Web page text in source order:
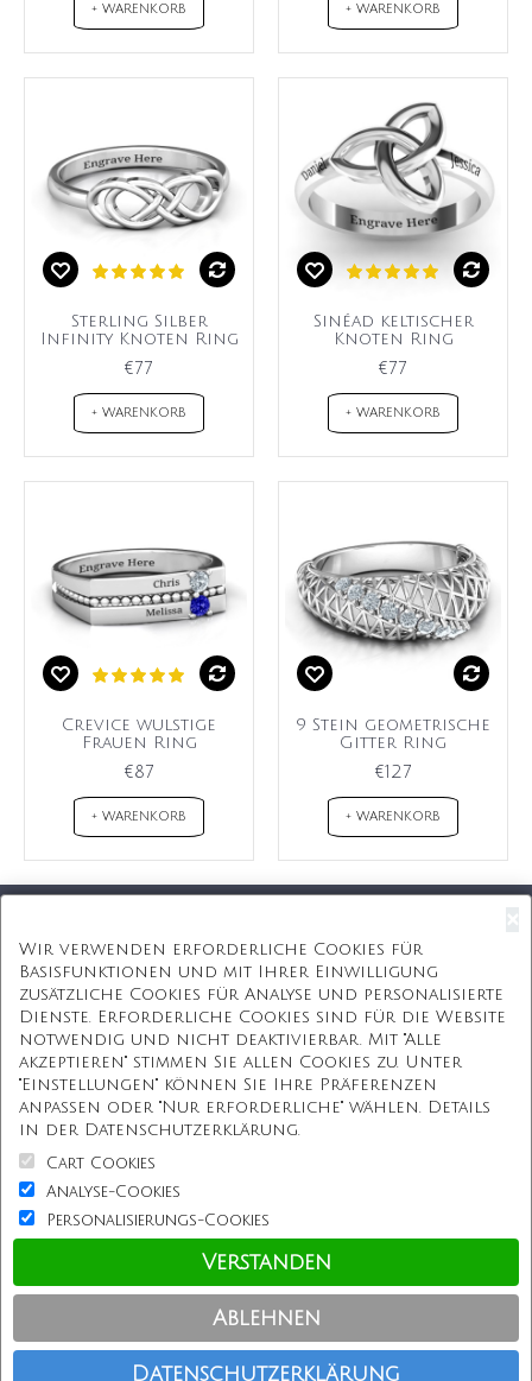
+ WARENKORB + WARENKORB
Sterling Silber
Infinity Knoten Ring
€77
+ WARENKORB
Sinéad keltischer
Knoten Ring
€77
+ WARENKORB
Crevice wulstige
Frauen Ring
€87
+ WARENKORB
9 Stein geometrische
Gitter Ring
€127
+ WARENKORB
Kostenlose Geschenkbox
Kostenlose Gravur
Unbegrenzte Redesign
ÜBER UNS
Information
Kundenservice
Einkaufen bei uns
Copyright © Personalisierterekette.De, Alle Rechte vorbehalten.
Wir verwenden erforderliche Cookies für
Basisfunktionen und mit Ihrer Einwilligung
zusätzliche Cookies für Analyse und personalisierte
Dienste. Erforderliche Cookies sind für die Website
notwendig und nicht deaktivierbar. Mit "Alle
akzeptieren" stimmen Sie allen Cookies zu. Unter
"Einstellungen" können Sie Ihre Präferenzen
anpassen oder "Nur erforderliche" wählen. Details
in der Datenschutzerklärung.
Cart Cookies
Analyse-Cookies
Personalisierungs-Cookies
Verstanden
Ablehnen
Datenschutzerklärung